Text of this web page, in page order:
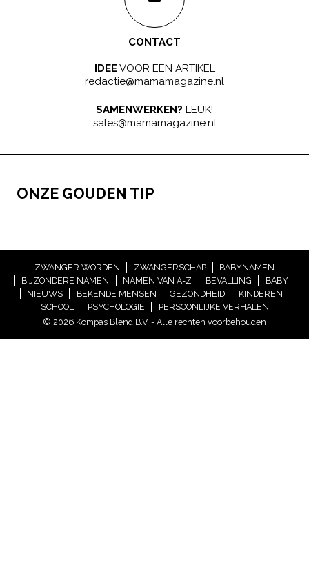
CONTACT
IDEEVOOR EEN ARTIKEL
redactie@mamamagazine.nl
SAMENWERKEN? LEUK!
sales@mamamagazine.nl
ONZE GOUDEN TIP
ZWANGER WORDEN ZWANGERSCHAP
BABYNAMEN
BIJZONDERE NAMEN
NAMEN VAN A-Z BEVALLING
BABY
NIEUWS
BEKENDE MENSEN GEZONDHEID
KINDEREN
SCHOOL
PSYCHOLOGIE
PERSOONLIJKE VERHALEN
© 2026 Kompas Blend B.V. - Alle rechten voorbehouden